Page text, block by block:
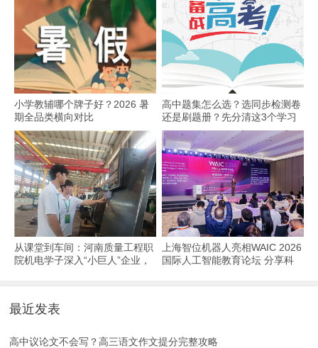
小学教辅哪个牌子好？2026 暑
期全品类横向对比
高中题集怎么选？选同步检测卷
还是刷题册？先分清这3个学习
场景
从课堂到车间：河南质量工程职
院机电学子深入“小巨人”企业，
上海智位机器人亮相WAIC 2026
国际人工智能教育论坛 分享科
最近发表
高中议论文不会写？高三语文作文提分完整攻略